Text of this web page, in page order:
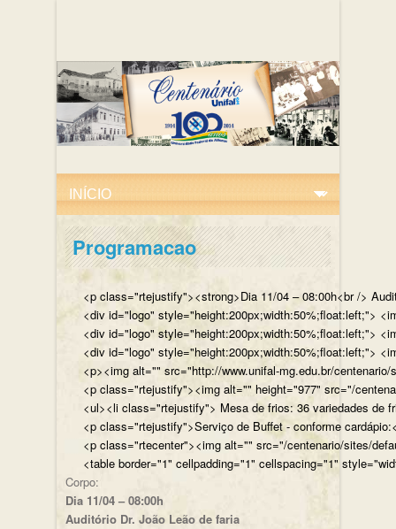
Programacao
<p class="rtejustify"><strong>Dia 11/04 – 08:00h<br />
<div id="logo" style="height:200px;width:50%;float:left;">
<div id="logo" style="height:200px;width:50%;float:left;">
<div id="logo" style="height:200px;width:50%;float:left;">
<p><img alt="" src="http://www.unifal-mg.edu.br/
<p class="rtejustify"><img alt="" height="977" src="/
<ul><li class="rtejustify"> Mesa de frios: 36 variedades de
<p class="rtejustify">Serviço de Buffet - conforme
<p class="rtecenter"><img alt="" src="/centenario/sites/
<table border="1" cellpadding="1" cellspacing="1"
Corpo:
Dia 11/04 – 08:00h
Auditório Dr. João Leão de faria